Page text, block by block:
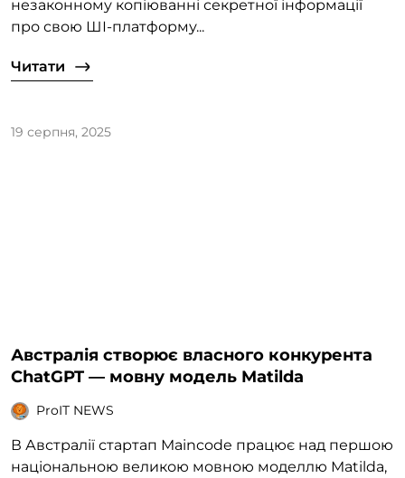
незаконному копіюванні секретної інформації
про свою ШІ-платформу...
Читати
19 серпня, 2025
Австралія створює власного конкурента
ChatGPT — мовну модель Matilda
ProIT NEWS
В Австралії стартап Maincode працює над першою
національною великою мовною моделлю Matilda,